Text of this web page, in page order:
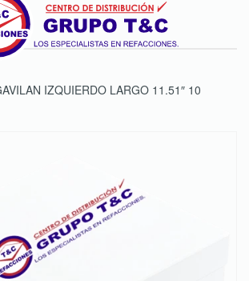
content
IZQUIERDO LARGO 11.51″ 10